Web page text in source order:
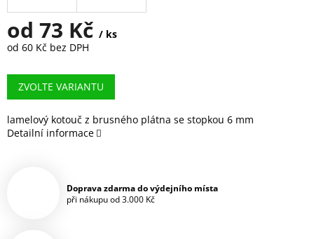
od 73 Kč / ks
od 60 Kč bez DPH
cena:
ZVOLTE VARIANTU
lamelový kotouč z brusného plátna se stopkou 6 mm
Detailní informace
Doprava zdarma do výdejního místa
při nákupu od 3.000 Kč